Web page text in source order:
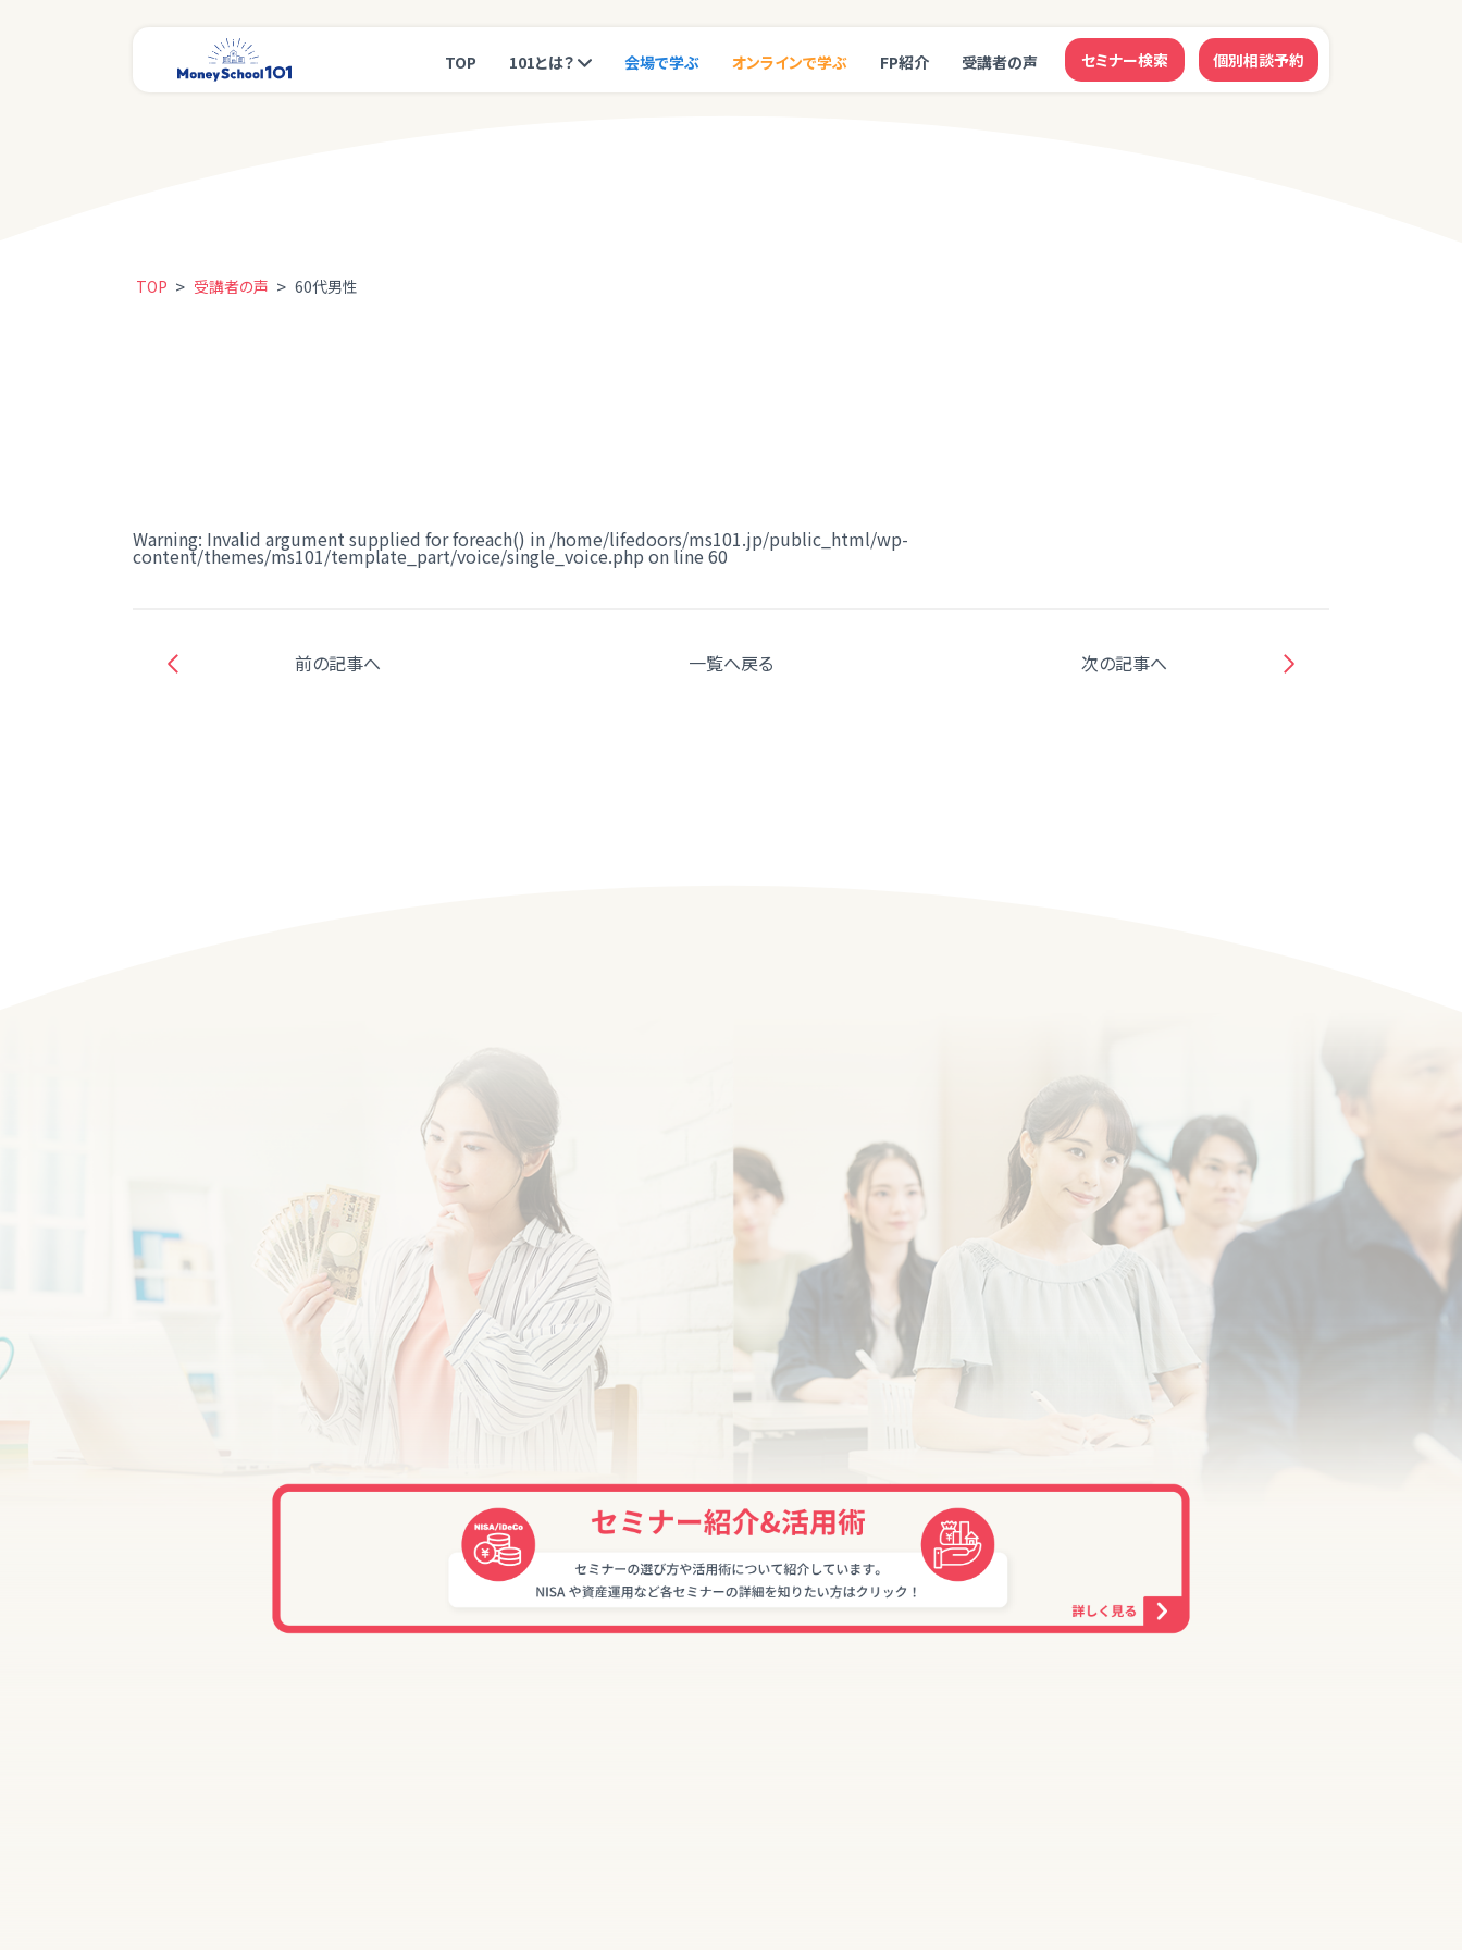
TOP 101とは？ 会場で学ぶ オンラインで学ぶ FP紹介 受講者の声 セミナー検索 個別相談予約
TOP > 受講者の声 > 60代男性
Warning: Invalid argument supplied for foreach() in /home/lifedoors/ms101.jp/public_html/wp-
content/themes/ms101/template_part/voice/single_voice.php on line 60
前の記事へ 一覧へ戻る 次の記事へ